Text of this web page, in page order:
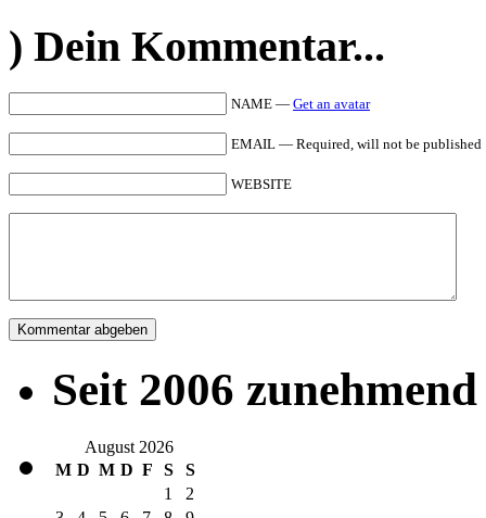
) Dein Kommentar...
NAME — Get an avatar
EMAIL — Required, will not be published
WEBSITE
Seit 2006
August 2026
M D M D F S
S
1
2